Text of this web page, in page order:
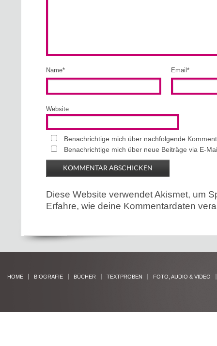
Name* Email *
Website
Benachrichtige mich über nachfolgende
Benachrichtige mich über neue Beiträge via E-
Diese Website verwendet Akismet, um
Erfahre, wie deine Kommentardaten
HOME BIOGRAFIE BÜCHER TEXTPROBEN FOTO, AUDIO & VIDEO